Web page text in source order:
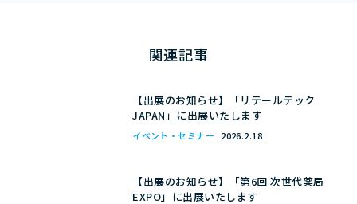
関連記事
【出展のお知らせ】「リテールテック
JAPAN」に出展いたします
イベント・セミナー 2026.2.18
【出展のお知らせ】「第6回 次世代薬局
EXPO」に出展いたします